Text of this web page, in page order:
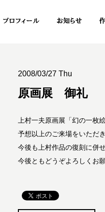
2008/03/27 Thu
原画展 御礼
上村一夫原画展「幻の一枚
予想以上のご来場をいただ
今後も上村作品の復刻に併
今後ともどうぞよろしくお